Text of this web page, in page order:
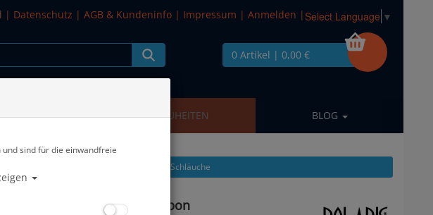
| Datenschutz | AGB & Kundeninfo | Impressum | Anmelden | Select Language ▼
0 Artikel | 0,00 €
SALE NEUHEITEN BLOG
Alle Artikel zeigen aus: Schläuche
Schlauch 1/2 - 80 cm - Carbon
sind für die einwandfreie